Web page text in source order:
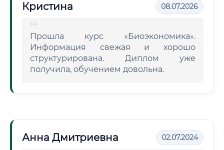
Кристина 08.07.2026
Прошла курс «Биоэкономика».
Информация свежая и хорошо
структурирована. Диплом уже
получила, обучением довольна.
Анна Дмитриевна 02.07.2024